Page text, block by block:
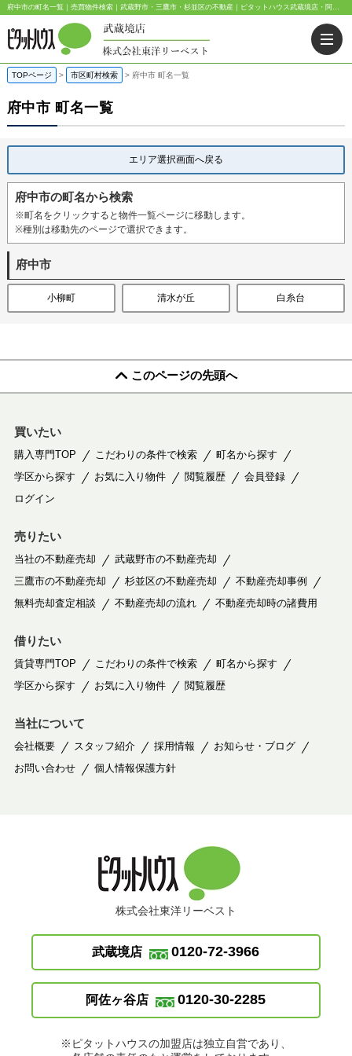
府中市の町名一覧｜売買物件検索｜武蔵野市・三鷹市・杉並区の不動産｜ピタットハウス武蔵境店・阿佐ヶ谷店
TOPページ > 市区町村検索 > 府中市 町名一覧
府中市 町名一覧
エリア選択画面へ戻る
府中市の町名から検索
※町名をクリックすると物件一覧ページに移動します。
※種別は移動先のページで選択できます。
府中市
小柳町 清水が丘 白糸台
このページの先頭へ
買いたい
購入専門TOP こだわりの条件で検索
町名から探す
学区から探す
お気に入り物件 閲覧履歴
会員登録
ログイン
売りたい
当社の不動産売却
武蔵野市の不動産売却
三鷹市の不動産売却
杉並区の不動産売却
不動産売却事例
無料売却査定相談
不動産売却の流れ 不動産売却時の諸費用
借りたい
賃貸専門TOP こだわりの条件で検索
町名から探す
学区から探す
お気に入り物件 閲覧履歴
当社について
会社概要 スタッフ紹介 採用情報
お知らせ・ブログ
お問い合わせ
個人情報保護方針
株式会社東洋リーベスト
武蔵境店 0120-72-3966
阿佐ヶ谷店 0120-30-2285
※ピタットハウスの加盟店は独立自営であり、